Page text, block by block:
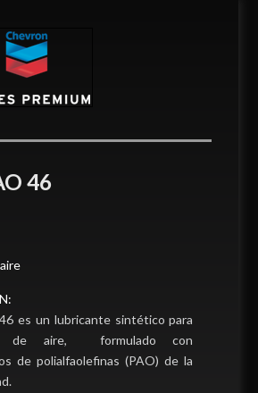
46
es un lubricante sintético para
de aire, formulado con
de polialfaolefinas (PAO) de la